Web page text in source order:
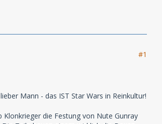
#1
Mann - das IST Star Wars in Reinkultur!
die Festung von Nute Gunray